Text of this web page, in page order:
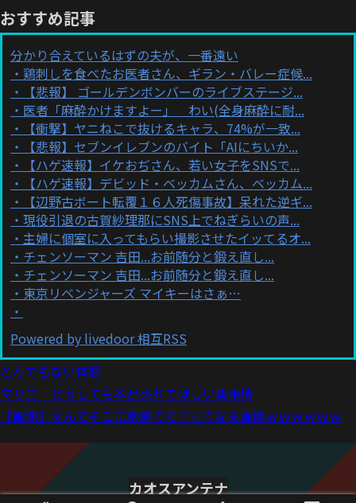
おすすめ記事
分かり合えているはずの夫が、一番遠い
鶏刺しを食べたお医者さん、ギラン・バレー症候...
【悲報】 ゴールデンボンバーのライブステージ...
医者「麻酔かけますよー」 わい(全身麻酔に耐...
【衝撃】ヤニねこで抜けるキャラ、74%が一致...
【悲報】セブンイレブンのバイト「AIにちいか...
【ハゲ速報】イケおぢさん、若い女子をSNSで...
【ハゲ速報】デビッド・ベッカムさん、ベッカム...
【辺野古ボート転覆１６人死傷事故】呆れた逆ギ...
現役引退の古賀紗理那にSNS上でねぎらいの声...
主婦に個室に入ってもらい撮影させたイッてるオ...
チェンソーマン 吉田...お前随分と鍛え直し...
チェンソーマン 吉田...お前随分と鍛え直し...
東京リベンジャーズ マイキーはさぁ…
Powered by livedoor 相互RSS
とんでもない体験
マリエ どうしても本が売れてほしい裏事情
【画像】なんでそこに家建てた？ってなる画像ｗｗｗｗｗｗ
カオスアンテナ